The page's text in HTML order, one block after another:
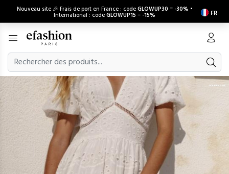
Nouveau site 🎉 Frais de port en France : codeGLOWUP30 = -30% •
International : codeGLOWUP15 = -15% FR